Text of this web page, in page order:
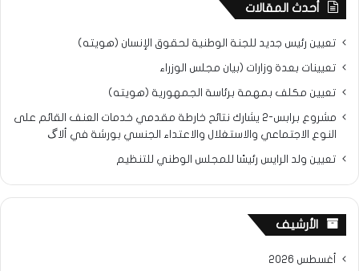
أحدث المقالات
تعيين رئيس جديد للجنة الوطنية لحقوق الإنسان (هويته)
تعيينات بعدة وزارات (بيان مجلس الوزراء
تعيين مكلف بمهمة برئاسة الجمهورية (هويته)
مشروع برابس-2 يشارك نتائح خارطة مقدمي خدمات العنف القائم على
النوع الاجتماعي والاستغلال والاعتداء الجنسي بورشة في ألاگ
تعيين ولد الرايس رئيسًا للمجلس الوطني للتنظيم
الأرشيف
أغسطس 2026